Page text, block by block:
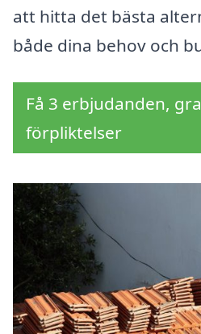
att hitta det bästa
både dina behov och
Få 3 erbjudanden,
förpliktelser